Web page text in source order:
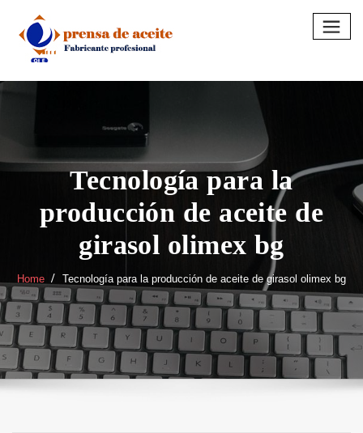
content
Tecnología para la
producción de aceite de
girasol olimex bg
Home Tecnología para la producción de aceite de girasol olimex bg